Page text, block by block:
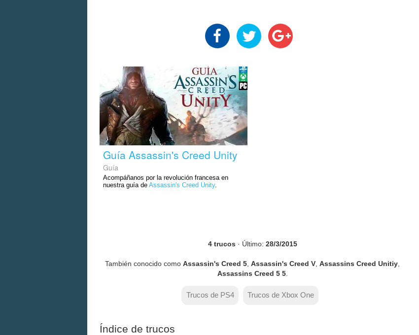
Guía Assassin's Creed Unity
Guía
Acompáñanos por la revolución francesa en
nuestra guía de Assassin's Creed Unity.
4 trucos · Último: 28/3/2015
También conocido como Assassin's Creed 5 Assassin's Creed V Assassins Creed Unitiy
Assassins Creed 5 5.
Trucos de PS4 Trucos de Xbox One
Índice de trucos